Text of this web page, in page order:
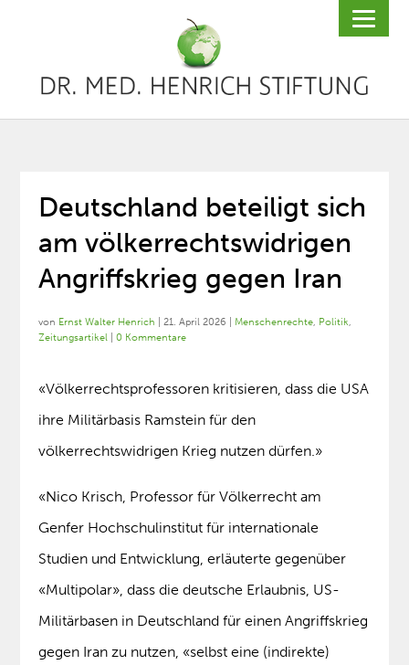
Deutschland beteiligt sich
am völkerrechtswidrigen
Angriffskrieg gegen Iran
von Ernst Walter Henrich |21. April 2026 Menschenrechte, Politik,
Zeitungsartikel |0 Kommentare
«Völkerrechtsprofessoren kritisieren, dass die USA
ihre Militärbasis Ramstein für den
völkerrechtswidrigen Krieg nutzen dürfen.»
«Nico Krisch, Professor für Völkerrecht am
Genfer Hochschulinstitut für internationale
Studien und Entwicklung, erläuterte gegenüber
«Multipolar», dass die deutsche Erlaubnis, US-
Militärbasen in Deutschland für einen Angriffskrieg
gegen Iran zu nutzen, «selbst eine (indirekte)